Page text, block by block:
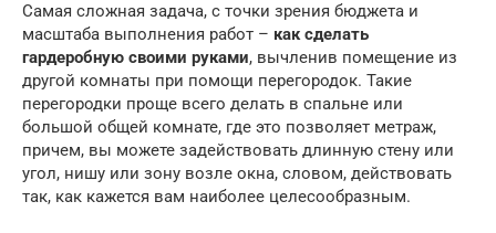
Самая сложная задача, с точки зрения бюджета и
масштаба выполнения работ – как сделать
гардеробную своими руками, вычленив помещение из
другой комнаты при помощи перегородок. Такие
перегородки проще всего делать в спальне или
большой общей комнате, где это позволяет метраж,
причем, вы можете задействовать длинную стену или
угол, нишу или зону возле окна, словом, действовать
так, как кажется вам наиболее целесообразным.